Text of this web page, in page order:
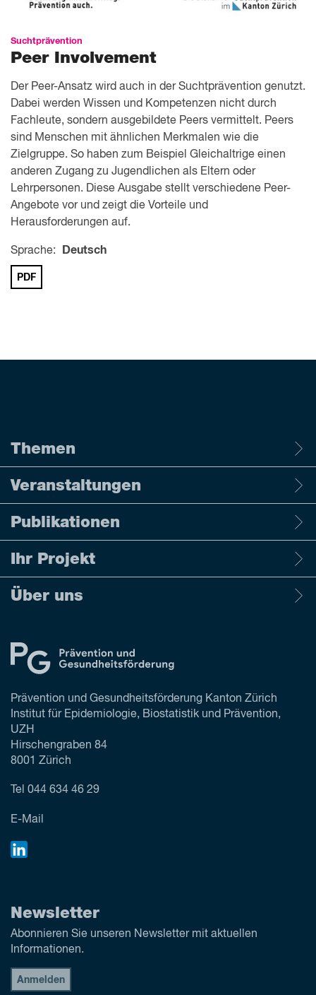
Sucht­prävention
Peer Involvement
Der Peer-Ansatz wird auch in der Suchtprävention genutzt.
Dabei werden Wissen und Kompetenzen nicht durch
Fachleute, sondern ausgebildete Peers vermittelt. Peers
sind Menschen mit ähnlichen Merkmalen wie die
Zielgruppe. So haben zum Beispiel Gleichaltrige einen
anderen Zugang zu Jugendlichen als Eltern oder
Lehrpersonen. Diese Ausgabe stellt verschiedene Peer-
Angebote vor und zeigt die Vorteile und
Herausforderungen auf.
Sprache: Deutsch
PDF
Themen
Veranstaltungen
Publikationen
Ihr Projekt
Über uns
Prävention und Gesundheitsförderung Kanton Zürich
Institut für Epidemiologie, Biostatistik und Prävention,
UZH
Hirschengraben 84
8001 Zürich
Tel 044 634 46 29
E-Mail
Newsletter
Abonnieren Sie unseren Newsletter mit aktuellen
Informationen.
Anmelden